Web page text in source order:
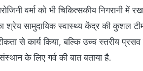
वर्मा को भी चिकित्सकीय निगरानी में
श्रेय सामुदायिक स्वास्थ्य केंद्र की कुशल
से कार्य किया, बल्कि उच्च स्तरीय
के लिए गर्व की बात बताया है.